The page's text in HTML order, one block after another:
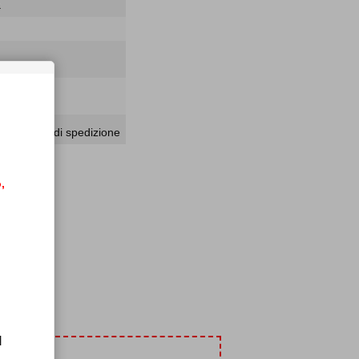
in caso di spedizione